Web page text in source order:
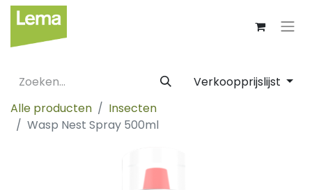
Verkoopprijslijst
Alle producten
Insecten
Wasp Nest Spray 500ml